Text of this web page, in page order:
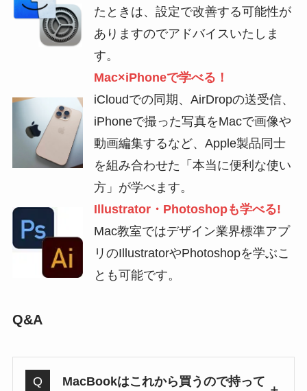
たときは、設定で改善する可能性が
ありますのでアドバイスいたしま
す。
Mac×iPhoneで学べる！
iCloudでの同期、AirDropの送受信、
iPhoneで撮った写真をMacで画像や
動画編集するなど、Apple製品同士
を組み合わせた「本当に便利な使い
方」が学べます。
Illustrator・Photoshopも学べる!
Mac教室ではデザイン業界標準アプ
リのIllustratorやPhotoshopを学ぶこ
とも可能です。
Q&A
MacBookはこれから買うので持って